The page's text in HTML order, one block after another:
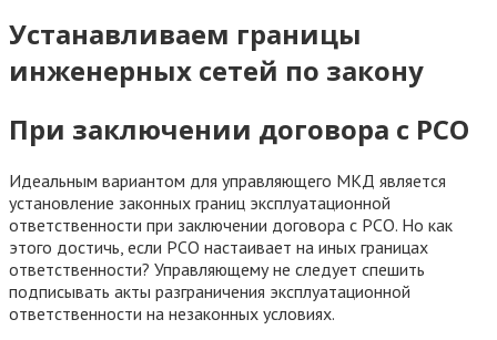
Устанавливаем границы
инженерных сетей по закону
При заключении договора с РСО
Идеальным вариантом для управляющего МКД является
установление законных границ эксплуатационной
ответственности при заключении договора с РСО. Но как
этого достичь, если РСО настаивает на иных границах
ответственности? Управляющему не следует спешить
подписывать акты разграничения эксплуатационной
ответственности на незаконных условиях.